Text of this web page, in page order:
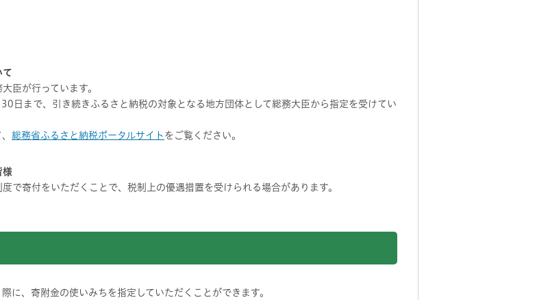
て
臣が行っています。
まで、引き続きふるさと納税の対象となる地方団体として総務大臣から指定を受けてい
総務省ふるさと納税ポータルサイト をご覧ください。
様
で寄付をいただくことで、税制上の優遇措置を受けられる場合があります。
、寄附金の使いみちを指定していただくことができます。